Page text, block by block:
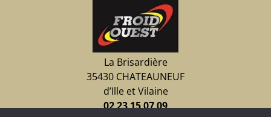
La Brisardière
35430 CHATEAUNEUF
d’Ille et Vilaine
02 23 15 07 09